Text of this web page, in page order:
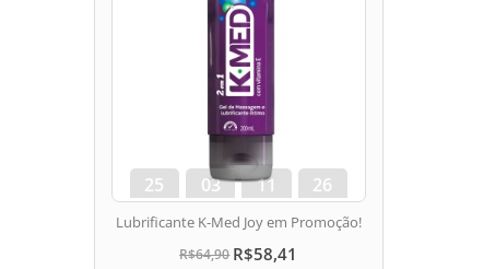
25
dias
03
hora
11
min
25
seg
Lubrificante K-Med Joy em Promoção!
R$64,90 R$58,41